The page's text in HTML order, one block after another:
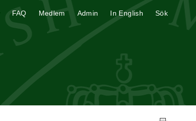
FAQ Medlem Admin In English Sök